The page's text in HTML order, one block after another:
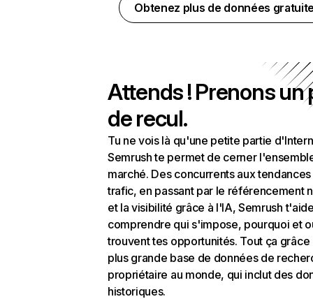
Obtenez plus de données
Attends ! Prenons un
de recul.
Tu ne vois là qu'une petite partie
Semrush te permet de cerner
marché. Des concurrents aux
trafic, en passant par le référencement
et la visibilité grâce à l'IA, Semrush
comprendre qui s'impose, pourquoi et
trouvent tes opportunités. Tout ça grâce
plus grande base de données de
propriétaire au monde, qui inclut des
historiques.